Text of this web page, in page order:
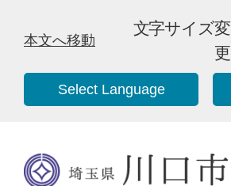
本文へ移動
文字サイズ変
更
Select Language